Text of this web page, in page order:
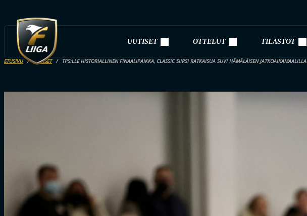
UUTISET OTTELUT TILASTOT
ETUSIVU UUTISET TPS:LLE HISTORIALLINEN FINAALIPAIKKA, CLASSIC SIIRSI RATKAISUA SUVI HÄMÄLÄISEN JATKOAIKAMAALILLA